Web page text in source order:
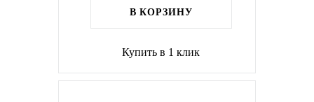
В КОРЗИНУ
Купить в 1 клик